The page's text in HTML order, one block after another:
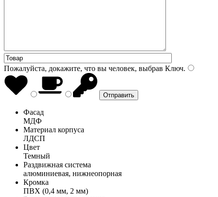
Пожалуйста, докажите, что вы человек, выбрав Ключ.
Фасад
МДФ
Материал корпуса
ЛДСП
Цвет
Темный
Раздвижная система
алюминиевая, нижнеопорная
Кромка
ПВХ (0,4 мм, 2 мм)